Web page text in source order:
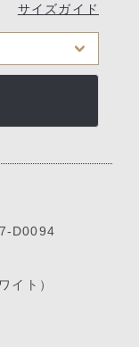
サイズガイド
D0094
イト）